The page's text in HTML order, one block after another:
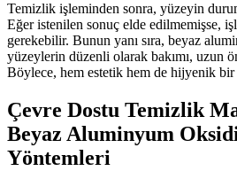
Temizlik işleminden sonra, yüzeyin
Eğer istenilen sonuç elde edilmemişse,
gerekebilir. Bunun yanı sıra, beyaz
yüzeylerin düzenli olarak bakımı, uzun
Böylece, hem estetik hem de hijyenik
Çevre Dostu Temizlik
Beyaz Aluminyum
Yöntemleri